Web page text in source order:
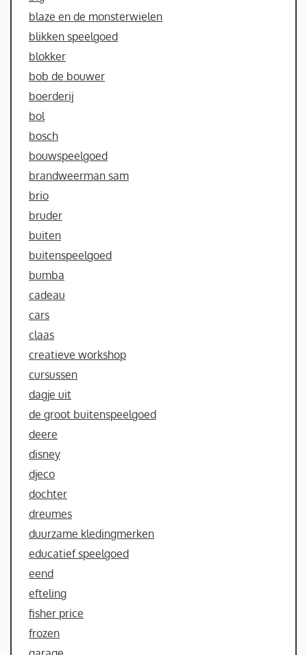
blaze en de monsterwielen
blikken speelgoed
blokker
bob de bouwer
boerderij
bol
bosch
bouwspeelgoed
brandweerman sam
brio
bruder
buiten
buitenspeelgoed
bumba
cadeau
cars
claas
creatieve workshop
cursussen
dagje uit
de groot buitenspeelgoed
deere
disney
djeco
dochter
dreumes
duurzame kledingmerken
educatief speelgoed
eend
efteling
fisher price
frozen